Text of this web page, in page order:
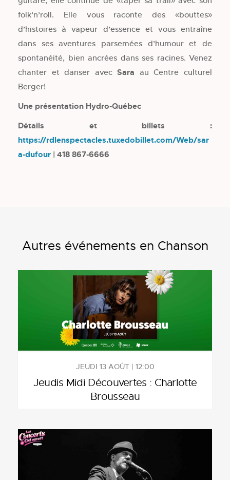
folk’n’roll. Elle vous raconte des «bouttes»
d’histoires à vapeur d’essence et vous entraîne
dans ses aventures parsemées d’humour et de
spontanéité, bien ancrées dans ses racines. Venez
chanter et danser avecSara au Centre culturel
Berger!
Une présentation Hydro-Québec
Détails et billets :
https://rdlenspectacles.tuxedobillet.com/Web/sar
a-dufour | 418 867-6666
Autres événements en Chanson
JEUDI 13 AOÛT | 12:00
Jeudis Midi Découvertes : Charlotte
Brousseau